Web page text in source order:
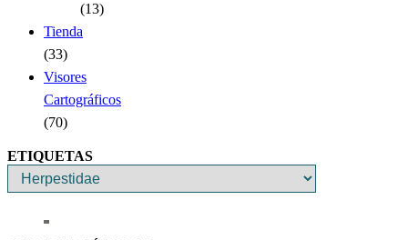
(13)
Tienda
(33)
Visores
Cartográficos
(70)
ETIQUETAS